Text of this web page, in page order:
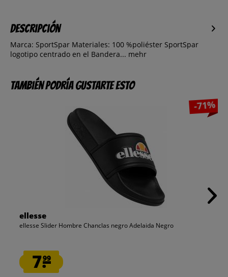
Descripción
Marca: SportSpar Materiales: 100 %poliéster SportSpar
logotipo centrado en el Bandera... mehr
También podría gustarte esto
-71%
ellesse
ellesse Slider Hombre Chanclas negro Adelaida Negro
7.99